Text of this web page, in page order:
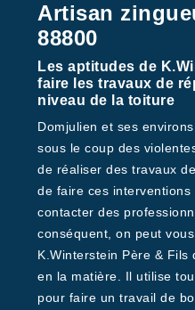
Artisan
88800
Les aptitudes de
faire les travaux de
niveau de la toiture
Domjulien et ses
sous le coup des
de réaliser des travaux
de faire ces
contacter des
conséquent, on peut
K.Winterstein Père &
en la matière. Il utilise
pour faire un travail de